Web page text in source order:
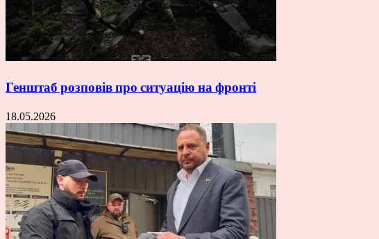
Генштаб розповів про ситуацію на фронті
18.05.2026